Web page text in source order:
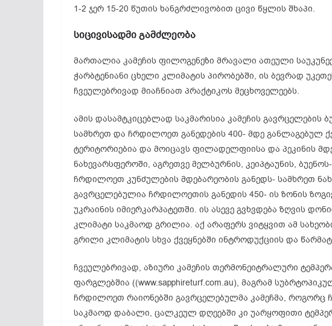
1-2 ჯერ 15-20 წუთის ხანგრძლივობით ცივი წყლის შხაპი.
სიცივისადმი გამძლეობა
მართალია კამეჩის ფილოგენეზი მრავალი ათეული
ჭარბტენიანი ცხელი კლიმატის პირობებში, ის ბევრად
ჩვეულებრივად მიაჩნიათ პრაქტიკოს მეცხოველეებს.
ამის დასამტკიცებლად საკმარისია კამეჩის გავრცელების
სამხრეთ და ჩრდილოეთ განედების 400- მდე განლაგებულ
ტერიტორიებია და მოიცავს ფილადელფიისა და პეკინის
ნახევარსფეროში, აგრეთვე მელბურნის, კეიპტაუნის,
ჩრდილოეთ კუნძულების მდებარეობის განედს- სამხრეთ
გავრცელებულია ჩრდილოეთის განედის 450- ის ზონის
უკრაინის იმიერკარპატეთში. ის ასევე გვხვდება ზღვის
კლიმატი საკმაოდ გრილია. აქ არაფერს ვიტყვით ამ
გრილი კლიმატის სხვა ქვეყნებში ინტროდუქციის და
ჩვეულებრივად, აზიური კამეჩის თერმონეიტრალური
ფარგლებშია ((www.sapphireturf.com.au), მაგრამ
ჩრდილოეთ რაიონებში გავრცელებულმა კამეჩმა, როგორც
საკმაოდ დაბალი, ცალკეულ დღეებში კი უარყოფითი